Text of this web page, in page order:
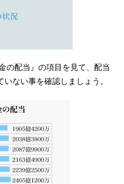
の配当』の項目を見て、配当
ない事を確認しましょう。